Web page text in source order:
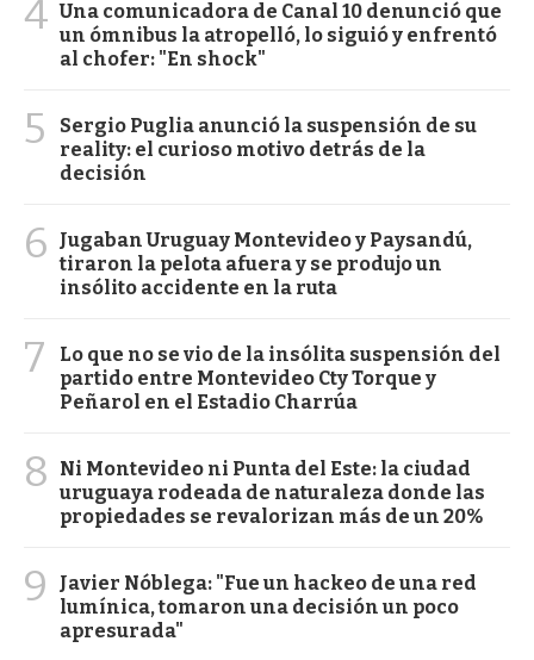
4 Una comunicadora de Canal 10 denunció que
un ómnibus la atropelló, lo siguió y enfrentó
al chofer: "En shock"
5
Sergio Puglia anunció la suspensión de su
reality: el curioso motivo detrás de la
decisión
6
Jugaban Uruguay Montevideo y Paysandú,
tiraron la pelota afuera y se produjo un
insólito accidente en la ruta
7
Lo que no se vio de la insólita suspensión del
partido entre Montevideo Cty Torque y
Peñarol en el Estadio Charrúa
8
Ni Montevideo ni Punta del Este: la ciudad
uruguaya rodeada de naturaleza donde las
propiedades se revalorizan más de un 20%
9
Javier Nóblega: "Fue un hackeo de una red
lumínica, tomaron una decisión un poco
apresurada"